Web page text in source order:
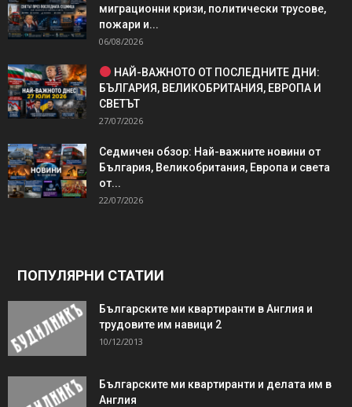
миграционни кризи, политически трусове,
пожари и...
06/08/2026
НАЙ-ВАЖНОТО ОТ ПОСЛЕДНИТЕ ДНИ:
БЪЛГАРИЯ, ВЕЛИКОБРИТАНИЯ, ЕВРОПА И
СВЕТЪТ
27/07/2026
Седмичен обзор: Най-важните новини от
България, Великобритания, Европа и света
от...
22/07/2026
ПОПУЛЯРНИ СТАТИИ
Българските ми квартиранти в Англия и
трудовите им навици 2
10/12/2013
Българските ми квартиранти и делата им в
Англия